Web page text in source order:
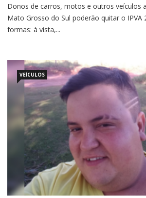
Donos de carros, motos e outros veículos
Mato Grosso do Sul poderão quitar o IPVA
formas: à vista,...
VEÍCULOS